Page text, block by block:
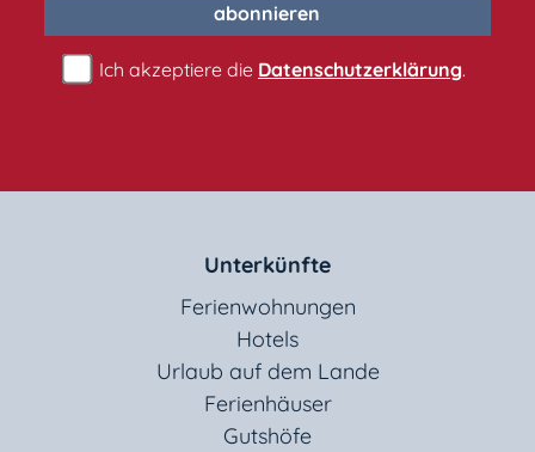
abonnieren
Ich akzeptiere die Datenschutzerklärung.
Unterkünfte
Ferienwohnungen
Hotels
Urlaub auf dem Lande
Ferienhäuser
Gutshöfe